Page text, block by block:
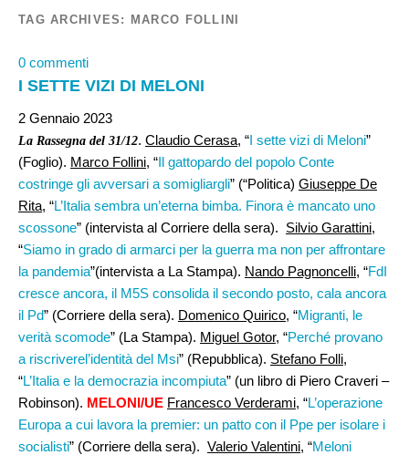
TAG ARCHIVES: MARCO FOLLINI
0 commenti
I SETTE VIZI DI MELONI
2 Gennaio 2023
La Rassegna del 31/12. Claudio Cerasa, “I sette vizi di Meloni”
(Foglio). Marco Follini, “Il gattopardo del popolo Conte
costringe gli avversari a somigliargli” (“Politica) Giuseppe De
Rita, “L’Italia sembra un’eterna bimba. Finora è mancato uno
scossone” (intervista al Corriere della sera). Silvio Garattini,
“Siamo in grado di armarci per la guerra ma non per affrontare
la pandemia”(intervista a La Stampa). Nando Pagnoncelli, “FdI
cresce ancora, il M5S consolida il secondo posto, cala ancora
il Pd” (Corriere della sera). Domenico Quirico, “Migranti, le
verità scomode” (La Stampa). Miguel Gotor, “Perché provano
a riscriverel’identità del Msi” (Repubblica). Stefano Folli,
“L’Italia e la democrazia incompiuta” (un libro di Piero Craveri –
Robinson). MELONI/UE Francesco Verderami, “L’operazione
Europa a cui lavora la premier: un patto con il Ppe per isolare i
socialisti” (Corriere della sera). Valerio Valentini, “Meloni